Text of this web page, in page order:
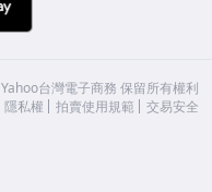
Yahoo台灣電子商務 保留所有權利
隱私權 拍賣使用規範 交易安全